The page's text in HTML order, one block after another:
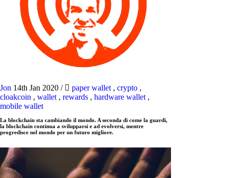
Jon 14th Jan 2020 / paper wallet , crypto ,
cloakcoin , wallet , rewards , hardware wallet ,
mobile wallet
La blockchain sta cambiando il mondo. A seconda di come la guardi,
la blockchain continua a svilupparsi e ad evolversi, mentre
progredisce nel mondo per un futuro migliore.